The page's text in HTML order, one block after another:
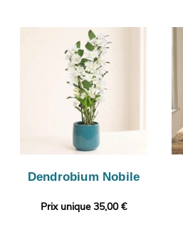
Dendrobium Nobile
Prix unique 35,00 €